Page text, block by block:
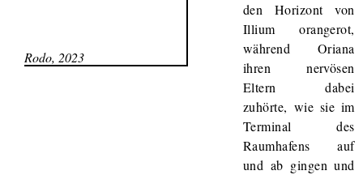
Rodo, 2023
den Horizont von
Illium orangerot,
während Oriana
ihren nervösen
Eltern dabei
zuhörte, wie sie im
Terminal des
Raumhafens auf
und ab gingen und